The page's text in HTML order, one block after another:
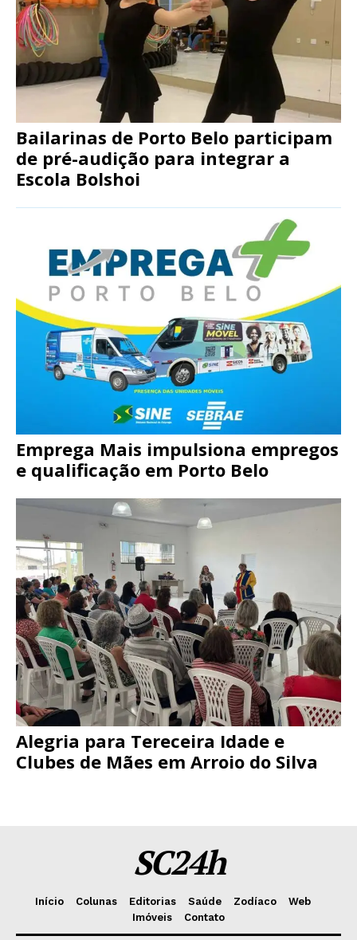
Bailarinas de Porto Belo participam
de pré-audição para integrar a
Escola Bolshoi
Emprega Mais impulsiona empregos
e qualificação em Porto Belo
Alegria para Tereceira Idade e
Clubes de Mães em Arroio do Silva
SC24h
Início Colunas Editorias Saúde Zodíaco
Web
Imóveis
Contato